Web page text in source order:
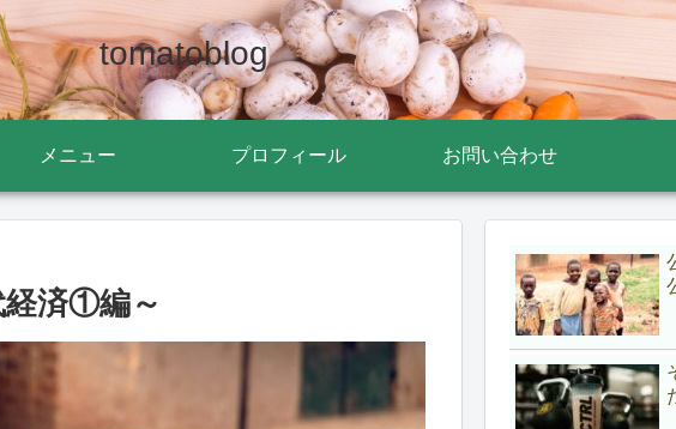
tomatoblog
メニュー プロフィール お問い合わせ
経済①編～